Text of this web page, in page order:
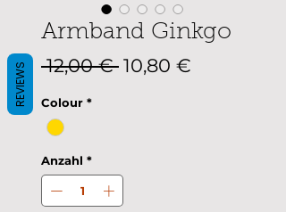
Armband Ginkgo
12,00 € Standardpreis
10,80 €
Colour *
Anzahl *
REVIEWS